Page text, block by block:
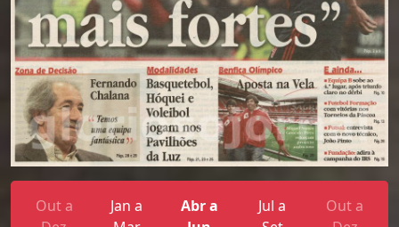
Out a
Jan a
Abr a
Jul a
Out a